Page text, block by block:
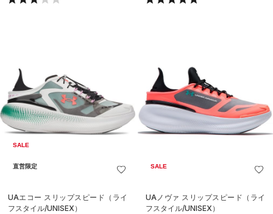
SALE
直営限定
UAエコー スリップスピード（ライ
フスタイル/UNISEX）
SALE
UAノヴァ スリップスピード（ライ
フスタイル/UNISEX）